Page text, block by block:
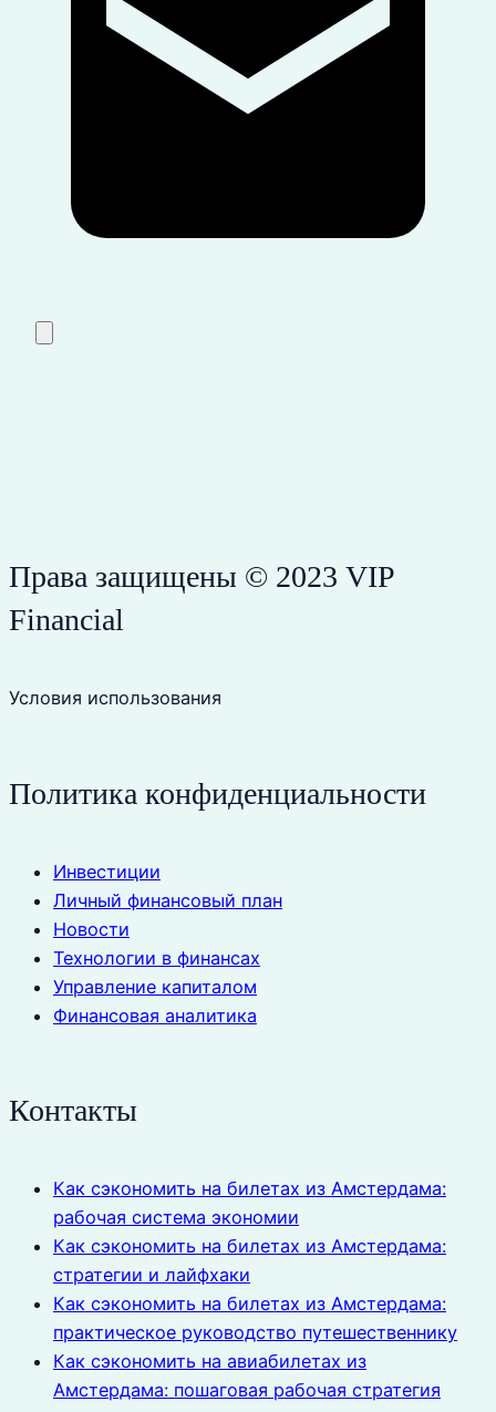
Права защищены © 2023 VIP
Financial
Условия использования
Политика конфиденциальности
Инвестиции
Личный финансовый план
Новости
Технологии в финансах
Управление капиталом
Финансовая аналитика
Контакты
Как сэкономить на билетах из Амстердама:
рабочая система экономии
Как сэкономить на билетах из Амстердама:
стратегии и лайфхаки
Как сэкономить на билетах из Амстердама:
практическое руководство путешественнику
Как сэкономить на авиабилетах из
Амстердама: пошаговая рабочая стратегия